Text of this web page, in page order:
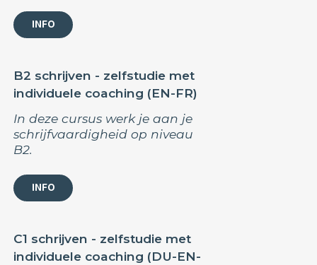
INFO
B2 schrijven - zelfstudie met
individuele coaching (EN-FR)
In deze cursus werk je aan je
schrijfvaardigheid op niveau
B2.
INFO
C1 schrijven - zelfstudie met
individuele coaching (DU-EN-